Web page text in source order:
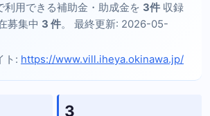
利用できる補助金・助成金を 3件 収録
募集中 3 件。 最終更新: 2026-05-
ト: https://www.vill.iheya.okinawa.jp/
3